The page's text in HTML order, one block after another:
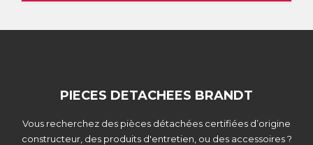
PIECES DETACHEES BRANDT
Vous recherchez des pièces détachées certifiées d’origine
constructeur, des produits d'entretien, ou des accessoires ?